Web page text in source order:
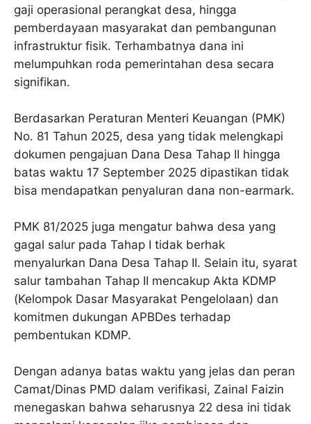
gaji operasional perangkat desa, hingga
pemberdayaan masyarakat dan pembangunan
infrastruktur fisik. Terhambatnya dana ini
melumpuhkan roda pemerintahan desa secara
signifikan.
Berdasarkan Peraturan Menteri Keuangan (PMK)
No. 81 Tahun 2025, desa yang tidak melengkapi
dokumen pengajuan Dana Desa Tahap II hingga
batas waktu 17 September 2025 dipastikan tidak
bisa mendapatkan penyaluran dana non-earmark.
PMK 81/2025 juga mengatur bahwa desa yang
gagal salur pada Tahap I tidak berhak
menyalurkan Dana Desa Tahap II. Selain itu, syarat
salur tambahan Tahap II mencakup Akta KDMP
(Kelompok Dasar Masyarakat Pengelolaan) dan
komitmen dukungan APBDes terhadap
pembentukan KDMP.
Dengan adanya batas waktu yang jelas dan peran
Camat/Dinas PMD dalam verifikasi, Zainal Faizin
menegaskan bahwa seharusnya 22 desa ini tidak